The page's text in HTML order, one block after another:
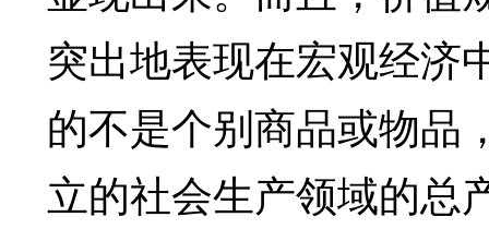
突出地表现在宏观经济
的不是个别商品或物品
立的社会生产领域的总